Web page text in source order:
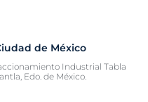
de México
Industrial Tabla
Edo. de México.